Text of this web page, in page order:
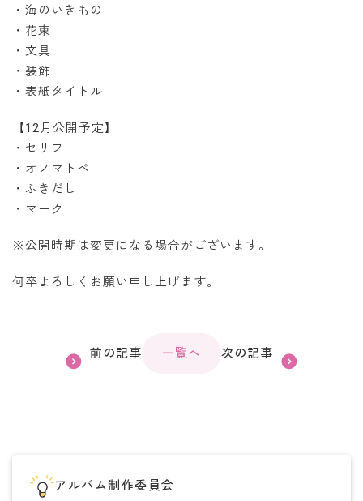
・海のいきもの
・花束
・文具
・装飾
・表紙タイトル
【12月公開予定】
・セリフ
・オノマトペ
・ふきだし
・マーク
※公開時期は変更になる場合がございます。
何卒よろしくお願い申し上げます。
前の記事 一覧へ 次の記事
アルバム制作委員会